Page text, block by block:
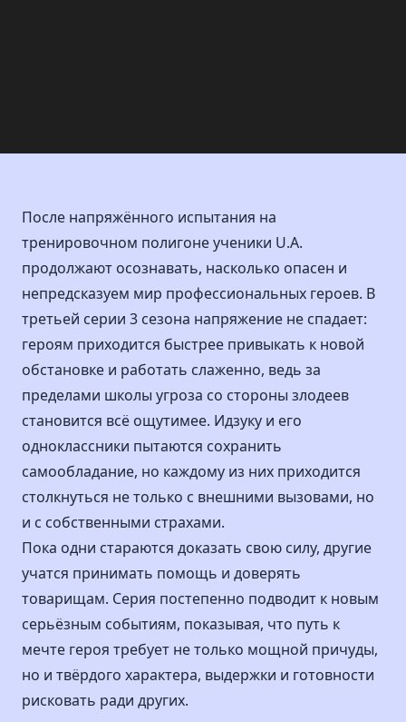
После напряжённого испытания на
тренировочном полигоне ученики U.A.
продолжают осознавать, насколько опасен и
непредсказуем мир профессиональных героев. В
третьей серии 3 сезона напряжение не спадает:
героям приходится быстрее привыкать к новой
обстановке и работать слаженно, ведь за
пределами школы угроза со стороны злодеев
становится всё ощутимее. Идзуку и его
одноклассники пытаются сохранить
самообладание, но каждому из них приходится
столкнуться не только с внешними вызовами, но
и с собственными страхами.
Пока одни стараются доказать свою силу, другие
учатся принимать помощь и доверять
товарищам. Серия постепенно подводит к новым
серьёзным событиям, показывая, что путь к
мечте героя требует не только мощной причуды,
но и твёрдого характера, выдержки и готовности
рисковать ради других.